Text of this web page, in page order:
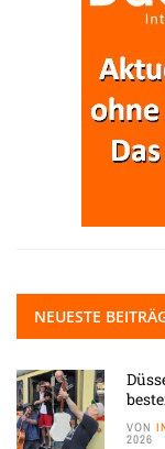
NEUESTE
VON
2026